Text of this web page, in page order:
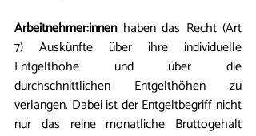
Arbeitnehmer:innen haben das Recht (Art
7) Auskünfte über ihre individuelle
Entgelthöhe und über die
durchschnittlichen Entgelthöhen zu
verlangen. Dabei ist der Entgeltbegriff nicht
nur das reine monatliche Bruttogehalt